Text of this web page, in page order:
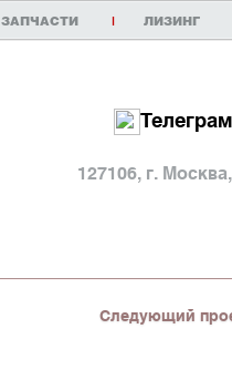
ЗАПЧАСТИ | ЛИЗИНГ
127106, г.
Следующий